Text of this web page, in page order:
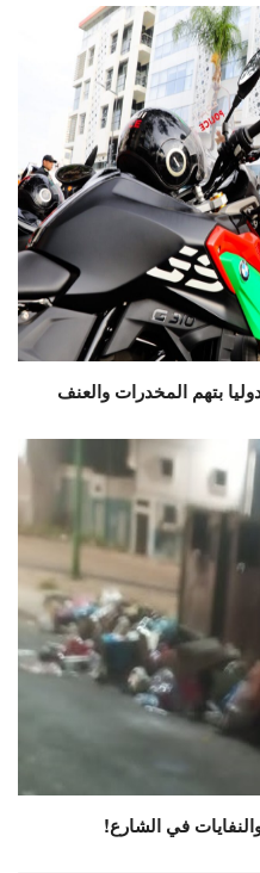
بتهم المخدرات والعنف
في الشارع!